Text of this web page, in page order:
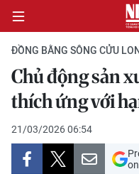
CHÍNH TRỊ
KINH TẾ
VĂN HÓA
ĐỒNG BẰNG SÔNG CỬU
Chủ động sản
thích ứng với
21/03/2026 06:54